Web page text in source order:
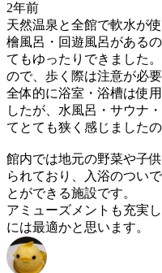
2年前
天然温泉と全館で軟水が
檜風呂・回遊風呂がある
てもゆったりできました
ので、歩く際は注意が必要
全体的に浴室・浴槽は使
したが、水風呂・サウナ
てとても狭く感じました
館内では地元の野菜や子
られており、入浴のつい
とができる施設です。
アミューズメントも充実
には最適かと思います。